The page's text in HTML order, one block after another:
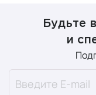
Будьте
и